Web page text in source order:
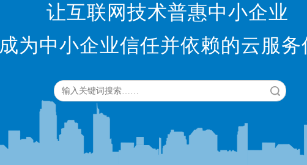
让互联网技术普惠中小企业
成为中小企业信任并依赖的云服务